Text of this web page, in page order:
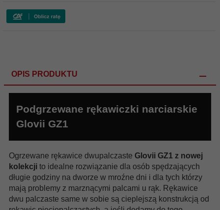
OPIS PRODUKTU
Podgrzewane rękawiczki narciarskie
Glovii GZ1
Ogrzewane rękawice dwupalczaste Glovii GZ1 z nowej
kolekcji to idealne rozwiązanie dla osób spędzających
długie godziny na dworze w mroźne dni i dla tych którzy
mają problemy z marznącymi palcami u rąk. Rękawice
dwu palczaste same w sobie są cieplejszą konstrukcją od